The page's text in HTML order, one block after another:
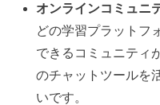
オンラインコミュニ
どの学習プラットフ
できるコミュニティ
のチャットツールを
いです。